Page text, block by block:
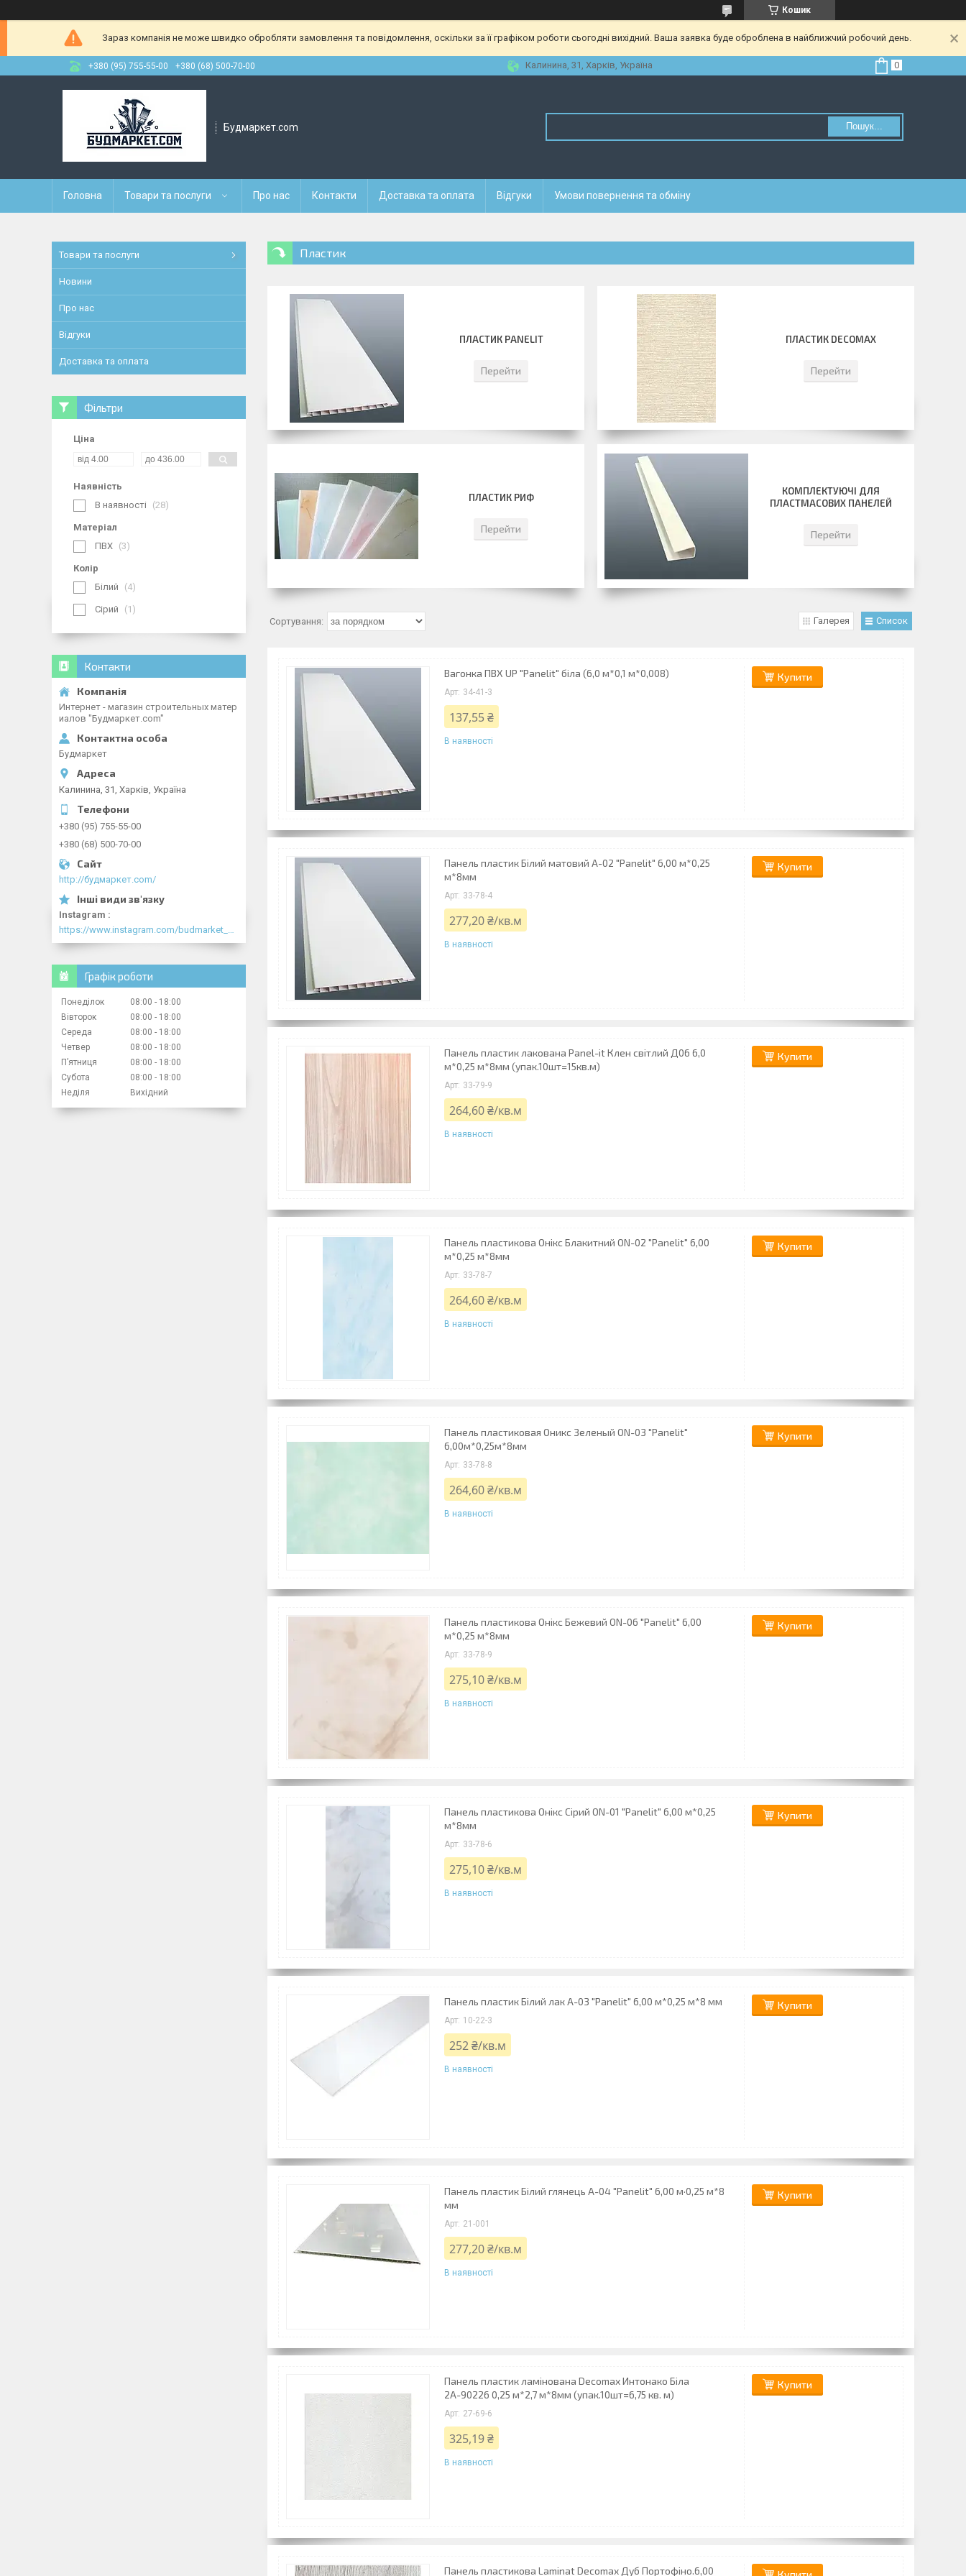
Кошик
Зараз компанія не може швидко обробляти замовлення та повідомлення, оскільки за її графіком роботи сьогодні вихідний. Ваша заявка буде оброблена в найближчий робочий день.
+380 (95) 755-55-00 +380 (68) 500-70-00 Калинина, 31, Харків, Україна
Будмаркет.com Пошук...
Головна Товари та послуги Про нас Контакти Доставка та оплата Відгуки Умови повернення та обміну
Пластик
ПЛАСТИК PANELIT
Перейти
ПЛАСТИК DECOMAX
Перейти
ПЛАСТИК РИФ
Перейти
КОМПЛЕКТУЮЧІ ДЛЯ
ПЛАСТМАСОВИХ ПАНЕЛЕЙ
Перейти
Галерея Список
Вагонка ПВХ UP "Panelit" біла (6,0 м*0,1 м*0,008)
34-41-3
137,55 ₴
В наявності
Купити
Панель пластик Білий матовий А-02 "Panelit" 6,00 м*0,25
м*8мм
33-78-4
277,20 ₴/кв.м
В наявності
Купити
Панель пластик лакована Panel-it Клен світлий Д06 6,0
м*0,25 м*8мм (упак.10шт=15кв.м)
33-79-9
264,60 ₴/кв.м
В наявності
Купити
Панель пластикова Онікс Блакитний ON-02 "Panelit" 6,00
м*0,25 м*8мм
33-78-7
264,60 ₴/кв.м
В наявності
Купити
Панель пластиковая Оникс Зеленый ON-03 "Panelit"
6,00м*0,25м*8мм
33-78-8
264,60 ₴/кв.м
В наявності
Купити
Панель пластикова Онікс Бежевий ON-06 "Panelit" 6,00
м*0,25 м*8мм
33-78-9
275,10 ₴/кв.м
В наявності
Купити
Панель пластикова Онікс Сірий ON-01 "Panelit" 6,00 м*0,25
м*8мм
33-78-6
275,10 ₴/кв.м
В наявності
Купити
Панель пластик Білий лак А-03 "Panelit" 6,00 м*0,25 м*8 мм
10-22-3
252 ₴/кв.м
В наявності
Купити
Панель пластик Білий глянець А-04 "Panelit" 6,00 м·0,25 м*8
мм
21-001
277,20 ₴/кв.м
В наявності
Купити
Панель пластик ламінована Decomax Интонако Біла
2А-90226 0,25 м*2,7 м*8мм (упак.10шт=6,75 кв. м)
27-69-6
325,19 ₴
В наявності
Купити
Панель пластикова Laminat Decomax Дуб Портофіно.6,00
Товари та послуги
Новини
Про нас
Відгуки
Доставка та оплата
Фільтри
Ціна
Наявність
В наявності
28
Матеріал
ПВХ
3
Колір
Білий
4
Сірий 1
Контакти
Интернет - магазин строительных матер
иалов "Будмаркет.com"
Будмаркет
Калинина, 31, Харків, Україна
+380 (95) 755-55-00
+380 (68) 500-70-00
http://будмаркет.com/
Instagram
Графік роботи
Понеділок 08:00
18:00
Вівторок
08:00
18:00
Середа
08:00
18:00
Четвер
08:00
18:00
Пʼятниця
08:00
18:00
Субота
08:00
18:00
Неділя
Вихідний